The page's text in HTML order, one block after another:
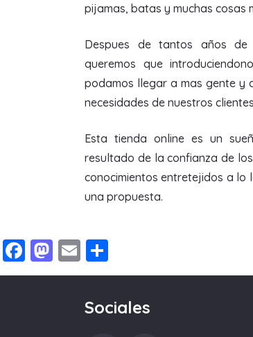
pijamas, batas y muchas cosas
Despues de tantos años
queremos que
podamos llegar a mas gente y
necesidades de nuestros
Esta tienda online es un
resultado de la confianza de
conocimientos entretejidos a lo
una propuesta.
Facebook
Mastodon
Email
Sociales